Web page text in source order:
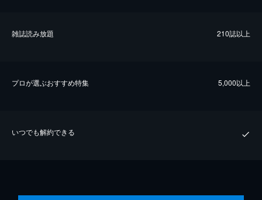
雑誌読み放題 210誌以上
プロが選ぶおすすめ特集 5,000以上
いつでも解約できる